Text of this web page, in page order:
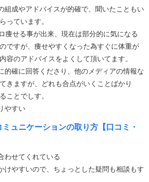
組成やアドバイスが的確で、聞いたこともい
っています。
痩せる事が出来、現在は部分的に気になる
ですが、痩せやすくなった為すぐに体重が
容のアドバイスをよくして頂いてます。
的確に回答くださり、他のメディアの情報な
きますが、どれも合点がいくことばかり
ことでしす。
やすい
ュニケーションの取り方【口コミ・
わせてくれている
けやすいので、ちょっとした疑問も相談もす